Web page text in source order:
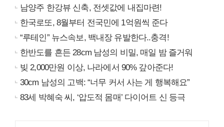
남양주 한강뷰 신축, 전셋값에 내집마련!
한국로또, 8월부터 전국민에 1억원씩 준다
“루테인” 뉴스속보, 백내장 유발한다..충격!
한반도를 흔든 28cm 남성의 비밀, 매일 밤 즐거워
빚 2,000만원 이상, 나라에서 90% 갚아준다!
30cm 남성의 고백: “너무 커서 사는 게 행복해요”
83세 박혜숙 씨, ‘압도적 몸매’ 다이어트 신 등극